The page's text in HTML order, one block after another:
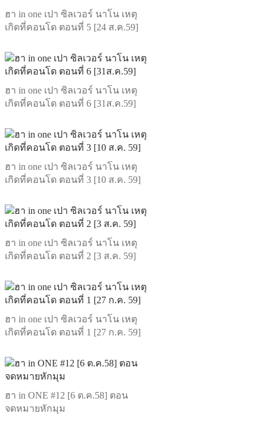
ฮา in one เปา ซิลเวอร์ นาโน เหตุ
เกิดที่คอนโด ตอนที่ 5 [24 ส.ค.59]
ฮา in one เปา ซิลเวอร์ นาโน เหตุ
เกิดที่คอนโด ตอนที่ 6 [31ส.ค.59]
ฮา in one เปา ซิลเวอร์ นาโน เหตุ
เกิดที่คอนโด ตอนที่ 3 [10 ส.ค. 59]
ฮา in one เปา ซิลเวอร์ นาโน เหตุ
เกิดที่คอนโด ตอนที่ 2 [3 ส.ค. 59]
ฮา in one เปา ซิลเวอร์ นาโน เหตุ
เกิดที่คอนโด ตอนที่ 1 [27 ก.ค. 59]
ฮา in ONE #12 [6 ต.ค.58] ตอน
จดหมายหักมุม